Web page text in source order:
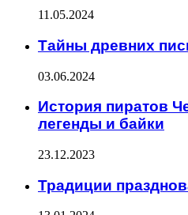
11.05.2024
Тайны древних
03.06.2024
История пиратов
легенды и байки
23.12.2023
Традиции